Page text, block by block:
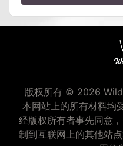
版权所有 © 2026
本网站上的所有材料均
经版权所有者事先同意
制到互联网上的其他站